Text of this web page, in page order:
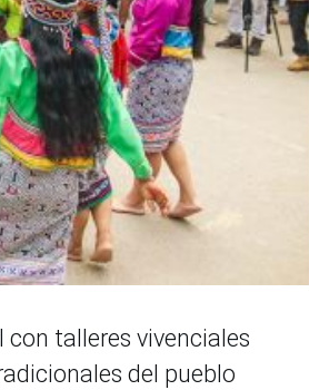
talleres vivenciales
del pueblo